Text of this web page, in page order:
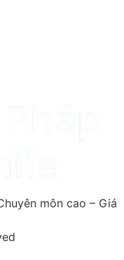
môn cao – Giá